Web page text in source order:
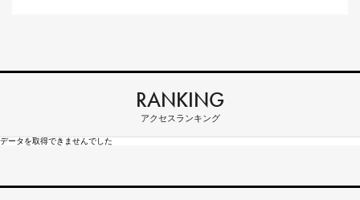
RANKING
アクセスランキング
データを取得できませんでした